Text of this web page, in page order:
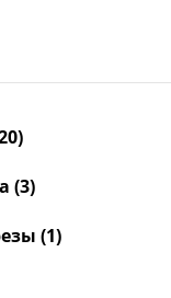
(3)
(1)